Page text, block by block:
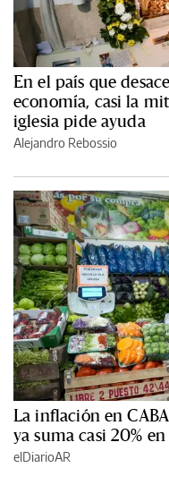
En el país que
economía, casi la
iglesia pide ayuda
Alejandro Rebossio
La inflación en
ya suma casi 20%
elDiarioAR